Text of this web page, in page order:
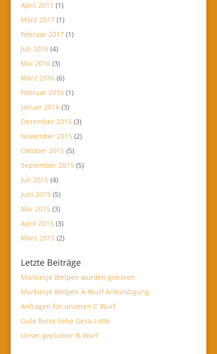
April 2017(1)
März 2017(1)
Februar 2017(1)
Juli 2016(4)
Mai 2016(3)
März 2016(6)
Februar 2016(1)
Januar 2016(3)
Dezember 2015 (3)
November 2015 (2)
Oktober 2015 (5)
September 2015 (5)
Juli 2015 (4)
Juni 2015 (5)
Mai 2015 (3)
April 2015 (3)
März 2015 (2)
Letzte Beiträge
Markiesje Welpen wurden geboren
Markiesje Welpen A-Wurf Ankündigung
Anfragen für unseren C Wurf
Gute Reise liebe Gesa-Lotte
Unser geplanter B-Wurf